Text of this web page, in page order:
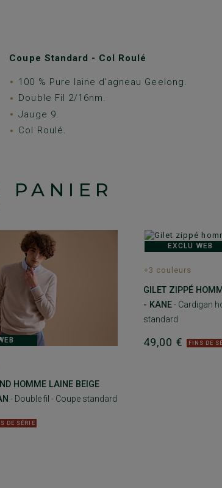
Coupe Standard - Col Roulé
100 % Pure laine d'agneau Geelong.
Double Fil 2/16nm.
Jauge 9.
Col Roulé.
PANIER
HOMME LAINE BEIGE
- Double fil - Coupe standard
DE SÉRIE
EXCLU WEB
+3 couleurs
GILET ZIPPÉ
- KANE- Cardigan
standard
49,00 € FINS DE